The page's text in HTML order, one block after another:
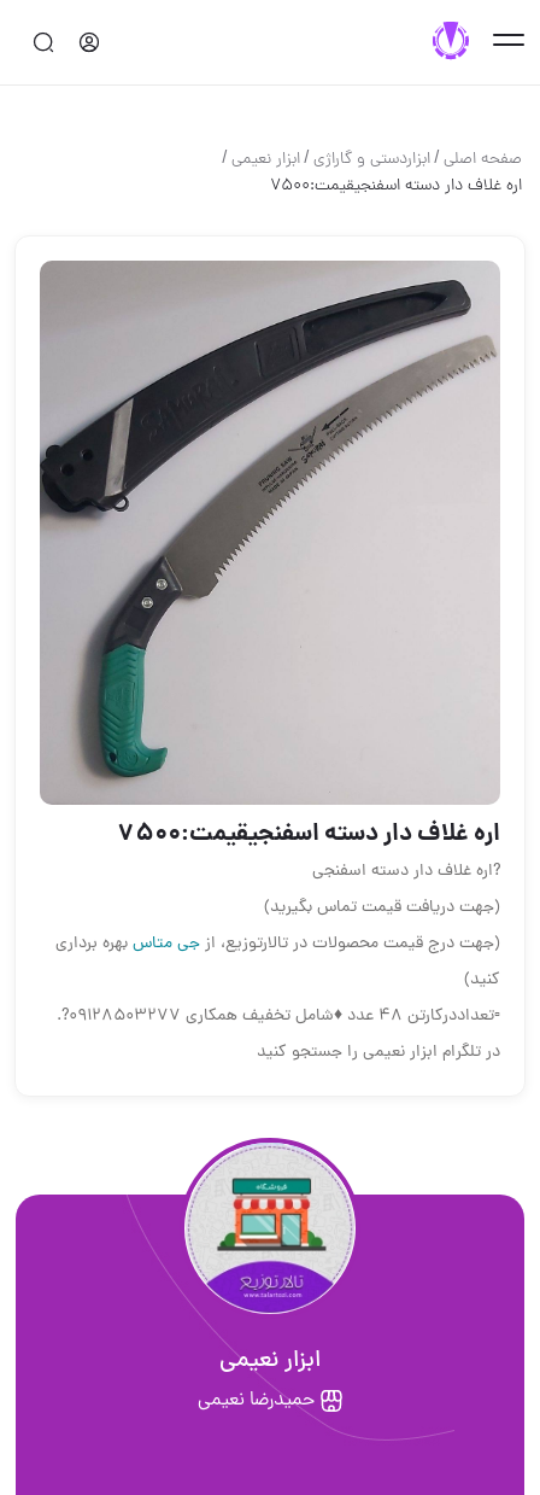
صفحه اصلی/ابزاردستی و گاراژی/ابزار نعیمی/
اره غلاف دار دسته اسفنجی️قیمت:7500
اره غلاف دار دسته اسفنجی️قیمت:7500
?اره غلاف دار دسته اسفنجی
(جهت دریافت قیمت تماس بگیرید)
(جهت درج قیمت محصولات در تالارتوزیع، ازجی متاسبهره برداری
کنید)
▫️تعداددرکارتن 48 عدد ♦️شامل تخفیف همکاری 09128503277?.
در تلگرام ابزار نعیمی را جستجو کنید
ابزار نعیمی
حمیدرضا نعیمی